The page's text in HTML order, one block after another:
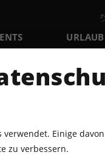
SO
verwendet. Einige
zu verbessern.